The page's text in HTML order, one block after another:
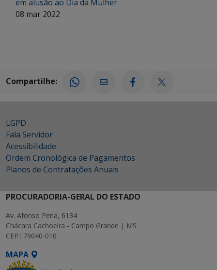
em alusão ao Dia da Mulher
08 mar 2022
Compartilhe:
LGPD
Fala Servidor
Acessibilidade
Ordem Cronológica de Pagamentos
Planos de Contratações Anuais
PROCURADORIA-GERAL DO ESTADO
Av. Afonso Pena, 6134
Chácara Cachoeira - Campo Grande | MS
CEP.: 79040-010
MAPA